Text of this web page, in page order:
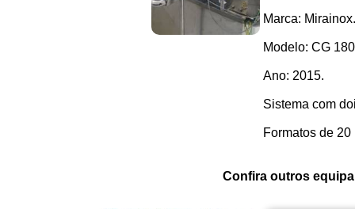
Marca: Mirainox.
Modelo: CG
Ano: 2015.
Sistema com
Formatos de 20
Confira outros